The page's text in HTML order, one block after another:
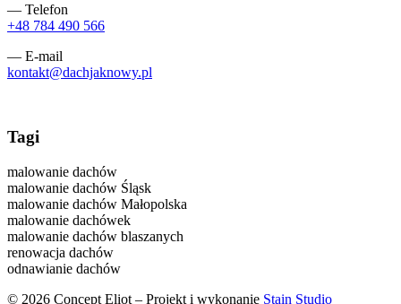
— Telefon
+48 784 490 566
— E-mail
kontakt@dachjaknowy.pl
Tagi
malowanie dachów
malowanie dachów Śląsk
malowanie dachów Małopolska
malowanie dachówek
malowanie dachów blaszanych
renowacja dachów
odnawianie dachów
© 2026 Concept Eliot – Projekt i wykonanie Stain Studio